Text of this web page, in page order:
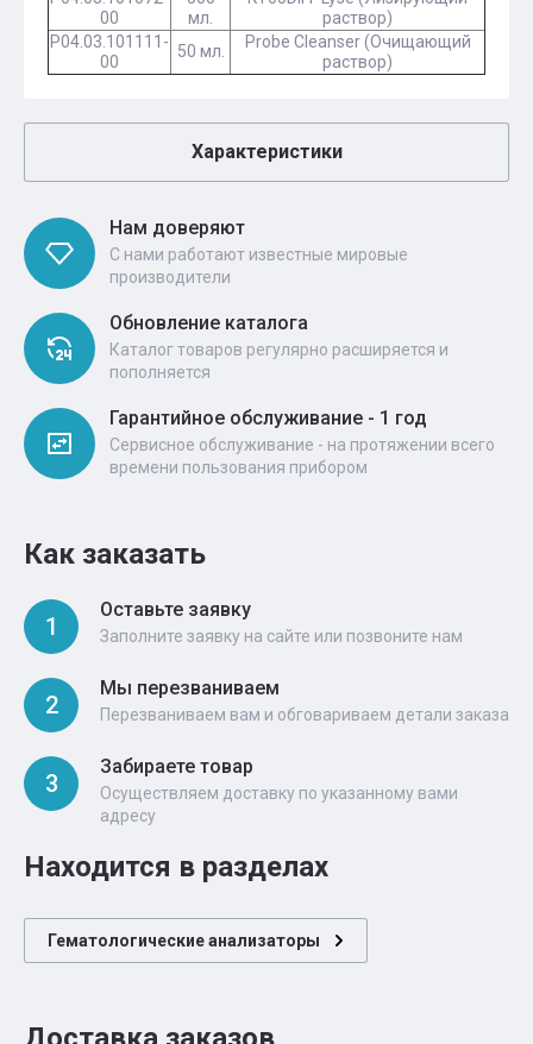
00
мл.
раствор)
Р04.03.101111-
00
50 мл.
Probe Cleanser (Очищающий
раствор)
Характеристики
Нам доверяют
С нами работают известные мировые
производители
Обновление каталога
Каталог товаров регулярно расширяется и
пополняется
Гарантийное обслуживание - 1 год
Сервисное обслуживание - на протяжении всего
времени пользования прибором
Как заказать
1
Оставьте заявку
Заполните заявку на сайте или позвоните нам
2
Мы перезваниваем
Перезваниваем вам и обговариваем детали заказа
3
Забираете товар
Осуществляем доставку по указанному вами
адресу
Находится в разделах
Гематологические анализаторы